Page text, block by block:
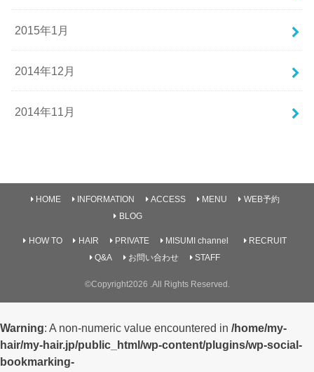
2015年1月
2014年12月
2014年11月
HOME INFORMATION ACCESS MENU
WEB予約
BLOG
HOW TO HAIR PRIVATE MISUMI channel
RECRUIT
Q&A
お問い合わせ STAFF
©Copyright2026 .All Rights Reserved.
Warning: A non-numeric value encountered in /home/my-
hair/my-hair.jp/public_html/wp-content/plugins/wp-social-
bookmarking-